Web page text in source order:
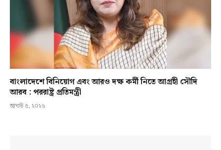
বাংলাদেশে বিনিয়োগ এবং আরও দক্ষ কর্মী নিতে আগ্রহী সৌদি
আরব : পররাষ্ট্র প্রতিমন্ত্রী
আগস্ট ৫, ২০২৬